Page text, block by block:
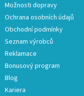
Možnosti dopravy
Ochrana osobních údajů
Obchodní podmínky
Seznam výrobců
Reklamace
Bonusový program
Blog
Kariera